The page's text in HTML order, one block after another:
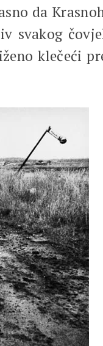
da
svakog
klečeći